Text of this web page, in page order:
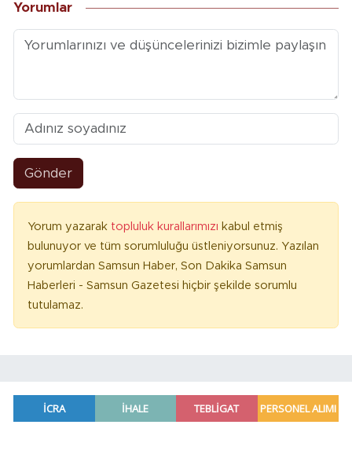
Yorumlar
Gönder
Yorum yazarak topluluk kurallarımızı kabul etmiş
bulunuyor ve tüm sorumluluğu üstleniyorsunuz. Yazılan
yorumlardan Samsun Haber, Son Dakika Samsun
Haberleri - Samsun Gazetesi hiçbir şekilde sorumlu
tutulamaz.